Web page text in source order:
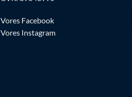
Vores Facebook
Vores Instagram